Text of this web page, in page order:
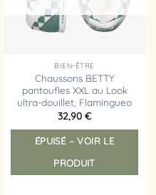
BIEN-ÊTRE
Chaussons BETTY
pantoufles XXL au Look
ultra-douillet, Flamingueo
32,90 €
ÉPUISÉ – VOIR LE
PRODUIT